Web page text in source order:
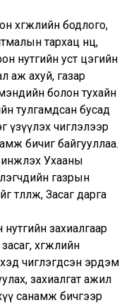
хөгжлийн бодлого,
тархац нөөц,
нутгийн уст цэгийн
аж ахуй, газар
болон тухайн
тулгамдсан бусад
чиглэлээр
бичиг байгууллаа.
Ухааны
газрын
Засаг дарга
захиалгаар
хөгжлийн
чиглэгдсэн эрдэм
захиалгат ажил
санамж бичгээр